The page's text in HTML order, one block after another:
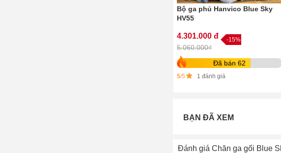
Bộ ga phủ Hanvico Blue Sky
HV55
4.301.000 đ
5.060.000₫
-15%
Đã bán 62
5/5 1 đánh giá
BẠN ĐÃ XEM
Đánh giá Chăn ga gối Blue